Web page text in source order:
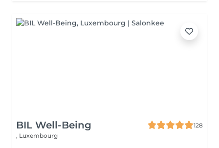
BIL Well-Being
128
, Luxembourg